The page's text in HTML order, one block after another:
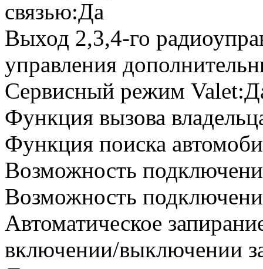
связью:Да
Выход 2,3,4-го
управления
Сервисный режим
Функция вызова
Функция поиска
Возможность
Возможность
Автоматическое
включении/выключении